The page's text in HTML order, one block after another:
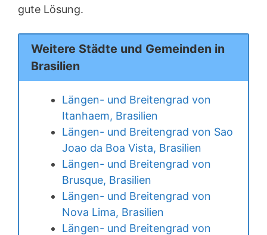
gute Lösung.
Weitere Städte und Gemeinden in
Brasilien
Längen- und Breitengrad von
Itanhaem, Brasilien
Längen- und Breitengrad von Sao
Joao da Boa Vista, Brasilien
Längen- und Breitengrad von
Brusque, Brasilien
Längen- und Breitengrad von
Nova Lima, Brasilien
Längen- und Breitengrad von